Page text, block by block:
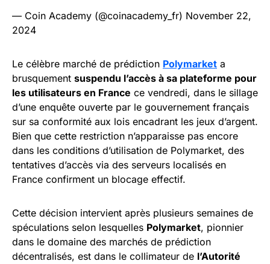
— Coin Academy (@coinacademy_fr) November 22,
2024
Le célèbre marché de prédiction Polymarket a
brusquement suspendu l’accès à sa plateforme pour
les utilisateurs en France ce vendredi, dans le sillage
d’une enquête ouverte par le gouvernement français
sur sa conformité aux lois encadrant les jeux d’argent.
Bien que cette restriction n’apparaisse pas encore
dans les conditions d’utilisation de Polymarket, des
tentatives d’accès via des serveurs localisés en
France confirment un blocage effectif.
Cette décision intervient après plusieurs semaines de
spéculations selon lesquelles Polymarket, pionnier
dans le domaine des marchés de prédiction
décentralisés, est dans le collimateur de l’Autorité